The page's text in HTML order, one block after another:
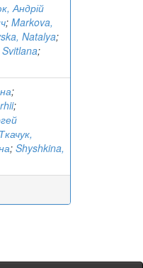
Андрій
; Markova,
Natalya;
;
;
;
Ткачук,
; Shyshkina,